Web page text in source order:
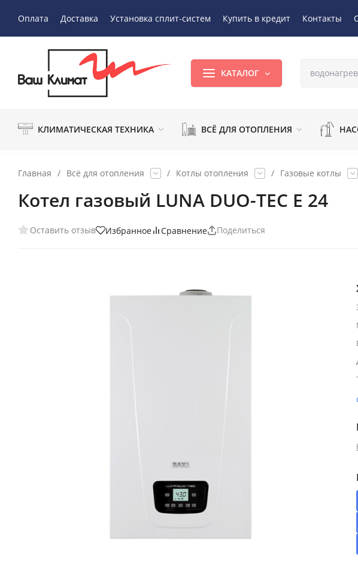
Оплата Доставка Установка сплит-систем Купить в кредит Контакты
КАТАЛОГ
КЛИМАТИЧЕСКАЯ ТЕХНИКА ВСЁ ДЛЯ ОТОПЛЕНИЯ
Главная / Всё для отопления / Котлы отопления / Газовые котлы
Котел газовый LUNA DUO-TEC E 24
Оставить отзыв Избранное Сравнение Поделиться